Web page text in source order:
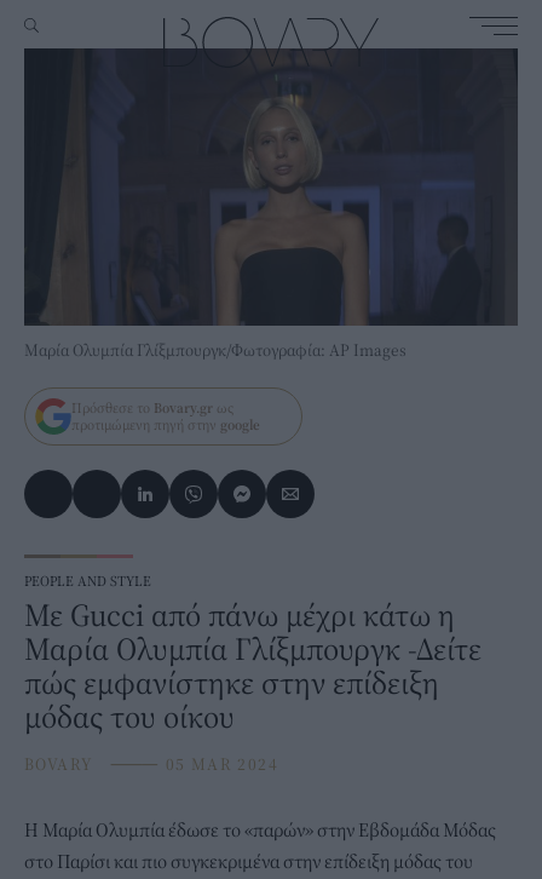
Μαρία Ολυμπία Γλίξμπουργκ/Φωτογραφία: AP Images
Πρόσθεσε το Bovary.gr ως
προτιμώμενη πηγή στην google
PEOPLE AND STYLE
Με Gucci από πάνω μέχρι κάτω η
Μαρία Ολυμπία Γλίξμπουργκ -Δείτε
πώς εμφανίστηκε στην επίδειξη
μόδας του οίκου
BOVARY ⸻ 05 MAR 2024
Η Μαρία Ολυμπία έδωσε το «παρών» στην Εβδομάδα Μόδας
στο Παρίσι και πιο συγκεκριμένα στην επίδειξη μόδας του